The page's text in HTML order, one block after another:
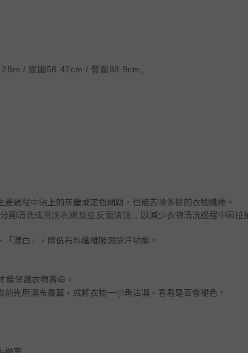
/ 腰圍58.42cm / 臀圍88.9cm。
產過程中沾上的灰塵或定色問題 ， 也能去除多餘的衣物纖維。
分開清洗或 用洗衣網袋並 反面清洗 ， 以減少衣物清洗過程中因拉
、「漂白」，降低布料纖維吸濕排汗功能 。
能保護衣物壽命。
先用濕布覆蓋，或將衣物一小角沾濕，看看是否會褪色 。